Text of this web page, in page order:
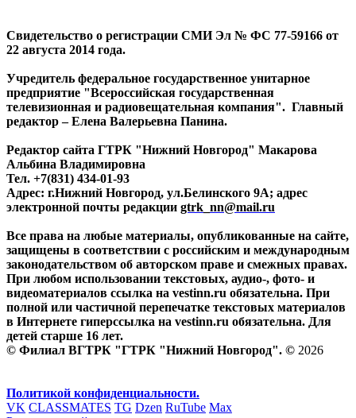
Свидетельство о регистрации СМИ Эл № ФС 77-59166 от
22 августа 2014 года.
Учредитель федеральное государственное унитарное
предприятие "Всероссийская государственная
телевизионная и радиовещательная компания". Главный
редактор – Елена Валерьевна Панина.
Редактор сайта ГТРК "Нижний Новгород" Макарова
Альбина Владимировна
Тел. +7(831) 434-01-93
Адрес: г.Нижний Новгород, ул.Белинского 9А; адрес
электронной почты редакции gtrk_nn@mail.ru
Все права на любые материалы, опубликованные на сайте,
защищены в соответствии с российским и международным
законодательством об авторском праве и смежных правах.
При любом использовании текстовых, аудио-, фото- и
видеоматериалов ссылка на vestinn.ru обязательна. При
полной или частичной перепечатке текстовых материалов
в Интернете гиперссылка на vestinn.ru обязательна. Для
детей старше 16 лет.
© Филиал ВГТРК "ГТРК "Нижний Новгород". © 2026
Политикой конфиденциальности.
VK CLASSMATES TG Dzen RuTube Max